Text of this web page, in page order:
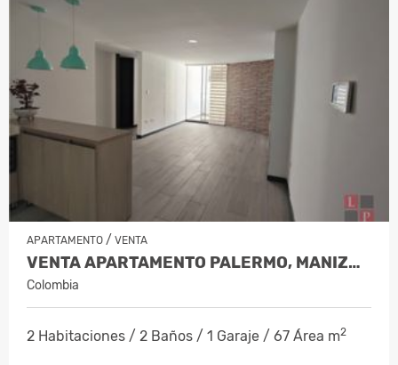
APARTAMENTO / VENTA
VENTA APARTAMENTO PALERMO, MANIZALE…
Colombia
2 Habitaciones / 2 Baños / 1 Garaje / 67 Área m2